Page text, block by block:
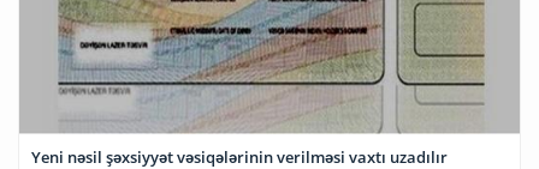
Yeni nəsil şəxsiyyət vəsiqələrinin verilməsi vaxtı uzadılır